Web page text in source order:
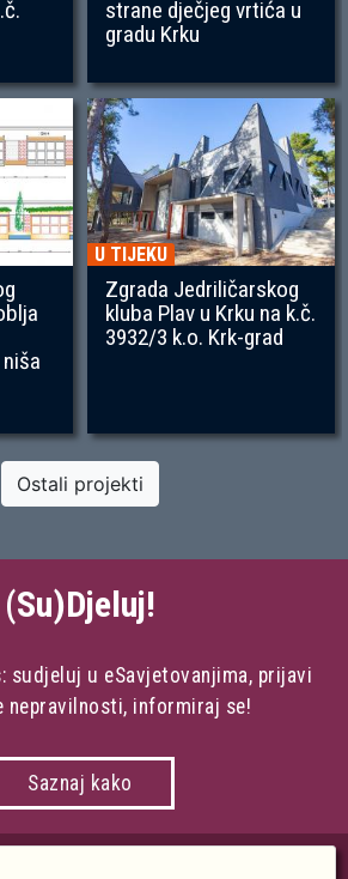
strane dječjeg vrtića u
gradu Krku
U TIJEKU
Zgrada Jedriličarskog
kluba Plav u Krku na k.č.
3932/3 k.o. Krk-grad
Ostali projekti
(Su)Djeluj!
sudjeluj u eSavjetovanjima, prijavi
nepravilnosti, informiraj se!
Saznaj kako